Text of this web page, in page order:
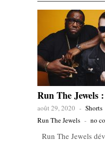
Run The Jewels
août 29, 2020 - Shorts
Run The Jewels - no
Run The Jewels